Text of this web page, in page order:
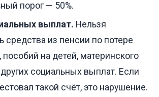
порог — 50%.
выплат. Нельзя
средства из пенсии по потере
пособий на детей, материнского
других социальных выплат. Если
такой счёт, это нарушение.